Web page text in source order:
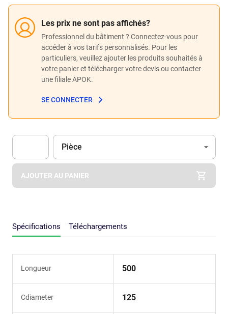
Les prix ne sont pas affichés?
Professionnel du bâtiment ? Connectez-vous pour
accéder à vos tarifs personnalisés. Pour les
particuliers, veuillez ajouter les produits souhaités à
votre panier et télécharger votre devis ou contacter
une filiale APOK.
SE CONNECTER
Apok.Product.Detail.AddToCart.Quantity (Optionnel)
Unité
Pièce
AJOUTER AU PANIER
Spécifications Téléchargements
Longueur 500
Cdiameter 125